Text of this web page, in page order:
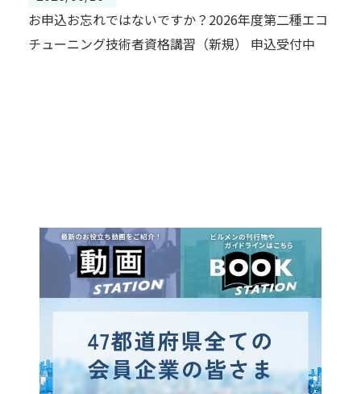
お申込お忘れではないですか？2026年度第二種エコ
チューニング技術者資格講習（新規） 申込受付中